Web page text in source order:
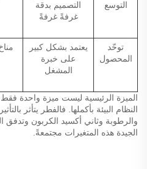
التوسع
التصميم بدقة
غرفةً غرفةً
توحّد
المحصول
يعتمد بشكل كبير
على خبرة
المشغل
الميزة الرئيسية ليست ميزة واحدة
النظام البيئة بأكملها. فالفطر يتأثر
والرطوبة وثاني أكسيد الكربون وتدفق
الجيدة هذه المتغيرات مجتمعةً.